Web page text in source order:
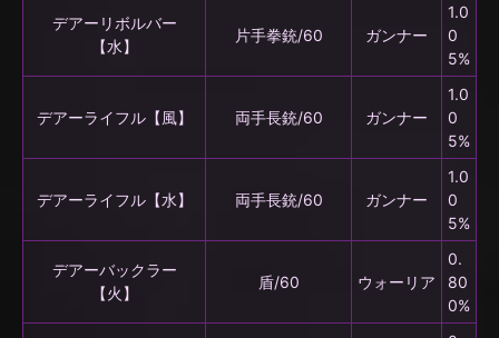
デアーリボルバー
【水】
片手拳銃/60 ガンナー
1.0
0
5%
デアーライフル【風】 両手長銃/60 ガンナー
1.0
0
5%
デアーライフル【水】 両手長銃/60 ガンナー
1.0
0
5%
デアーバックラー
【火】
盾/60 ウォーリア
0.
80
0%